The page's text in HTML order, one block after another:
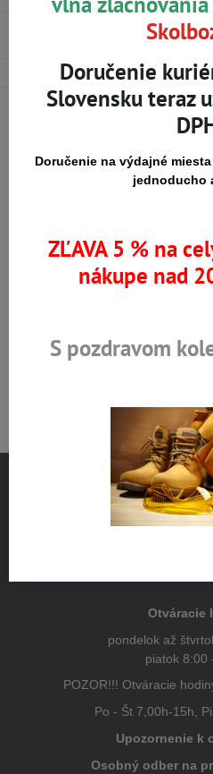
Na trhu od r​. 2008
produktov
Otváracie
pondelok až
piatok 8:00
POZOR!!! Otváracie
Po - Št 7,00h-15h,
Upozornenie k
Osobný odber na
Doručenie
Slovensku teraz
Doručenie na výdajné
jednoducho
ZĽAVA 5 % na
nákupe nad
S pozdravom